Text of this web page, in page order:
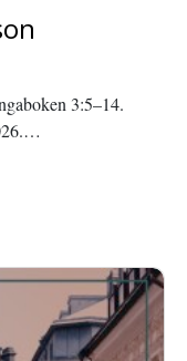
3:5–14.
eller